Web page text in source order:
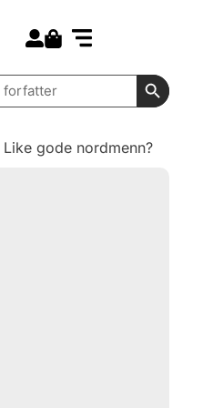
Search
Like gode nordmenn?